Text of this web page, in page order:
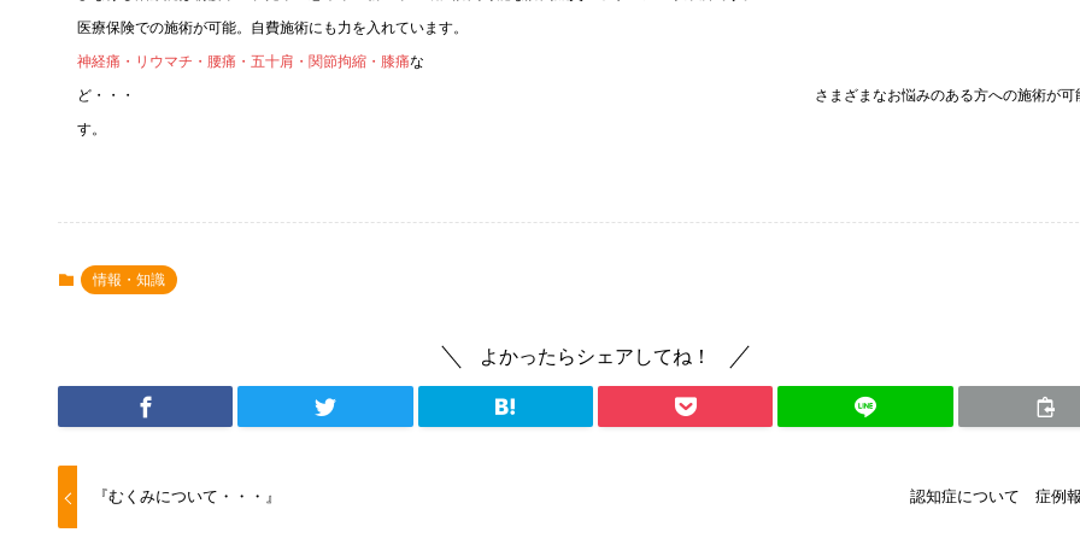
医療保険での施術が可能。自費施術にも力を入れています。
神経痛・リウマチ・腰痛・五十肩・関節拘縮・膝痛な
ど・・・ さまざまなお悩みのある方への施術が可能
す。
情報・知識
よかったらシェアしてね！
『むくみについて・・・』 認知症について 症例